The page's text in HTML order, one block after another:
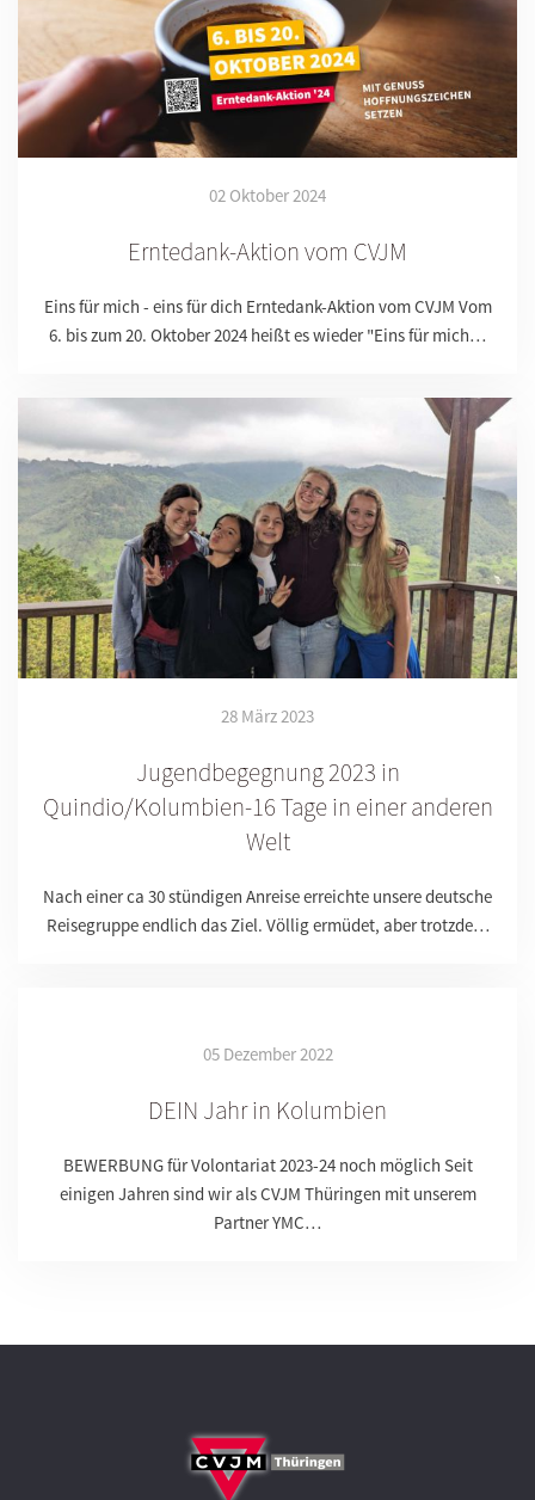
02 Oktober 2024
Erntedank-Aktion vom CVJM
Eins für mich - eins für dich Erntedank-Aktion vom CVJM Vom
6. bis zum 20. Oktober 2024 heißt es wieder "Eins für mich…
28 März 2023
Jugendbegegnung 2023 in
Quindio/Kolumbien-16 Tage in einer anderen
Welt
Nach einer ca 30 stündigen Anreise erreichte unsere deutsche
Reisegruppe endlich das Ziel. Völlig ermüdet, aber trotzde…
05 Dezember 2022
DEIN Jahr in Kolumbien
BEWERBUNG für Volontariat 2023-24 noch möglich Seit
einigen Jahren sind wir als CVJM Thüringen mit unserem
Partner YMC…